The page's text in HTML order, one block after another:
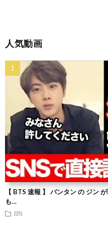
人気動画
【 BTS 速報 】 バンタン の ジン
も…
JIN